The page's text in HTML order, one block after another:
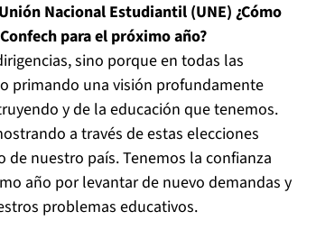
Nacional Estudiantil (UNE) ¿Cómo
para el próximo año?
sino porque en todas las
primando una visión profundamente
y de la educación que tenemos.
a través de estas elecciones
nuestro país. Tenemos la confianza
año por levantar de nuevo demandas y
problemas educativos.